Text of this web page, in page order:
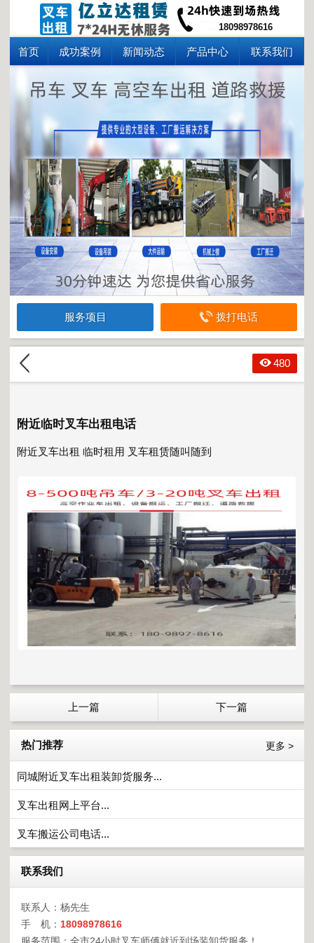
18098978616
首页 成功案例 新闻动态 产品中心 联系我们
服务项目 拨打电话
480
附近临时叉车出租电话
附近叉车出租 临时租用 叉车租赁随叫随到
上一篇 下一篇
热门推荐 更多 >
同城附近叉车出租装卸货服务...
叉车出租网上平台...
叉车搬运公司电话...
联系我们
联系人：杨先生
手 机： 18098978616